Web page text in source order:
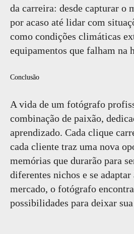
da carreira: desde capturar o
por acaso até lidar com
como condições climáticas
equipamentos que falham na
Conclusão
A vida de um fotógrafo
combinação de paixão,
aprendizado. Cada clique
cada cliente traz uma nova
memórias que durarão para
diferentes nichos e se adaptar
mercado, o fotógrafo
possibilidades para deixar